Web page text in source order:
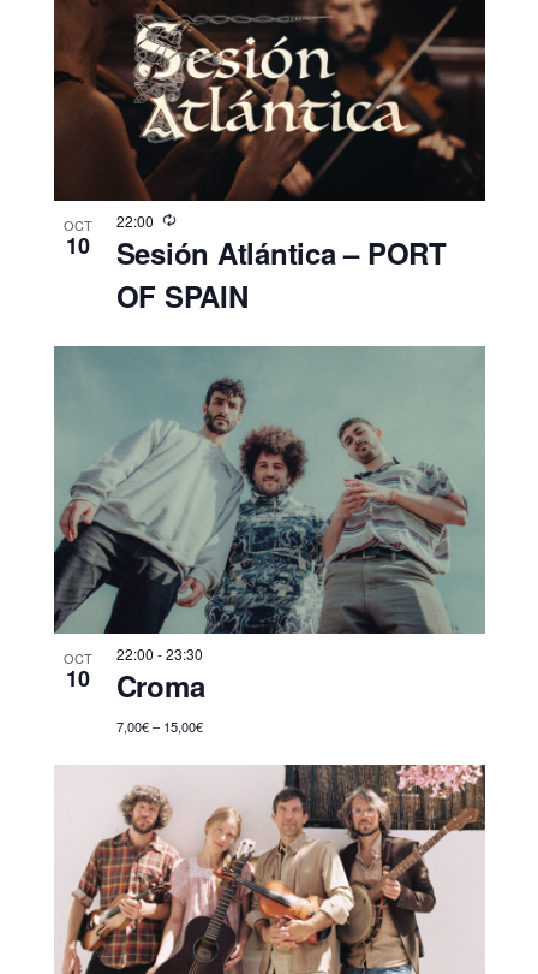
OCT
10
22:00
Sesión Atlántica – PORT
OF SPAIN
OCT
10
22:00 -23:30
Croma
7,00€ – 15,00€